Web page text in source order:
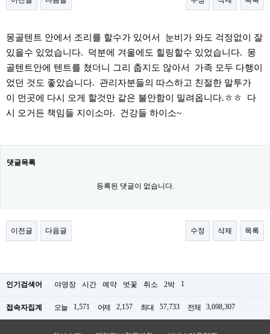
몽골텐트 안에서 조리를 할수가 있어서 눈비가 와도 걱정없이 잘
있을수 있었습니다. 덕분에 겨울에도 힐링할수 있었습니다. 몽
골텐트안에 텐트를 쳤더니 그리 춥지도 않아서 가족 모두 다행이
었던 것도 좋았습니다. 관리자분들의 따스하고 친절한 말투가
이 먼곳에 다시 오게 할것만 같은 불안함이 밀려옵니다.ㅎㅎ 다
시 오거든 책임들 지이소마. 건강들 하이소~
댓글목록
등록된 댓글이 없습니다.
이전글 다음글 수정 삭제 목록
인기검색어 야영장 시간 예약 벗꽃 취소 2박 1
접속자집계 오늘 1,571 어제 2,157 최대 57,733 전체 3,698,307